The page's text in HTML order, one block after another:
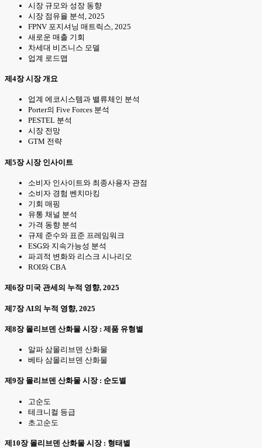
시장 규모와 성장 동향
시장 점유율 분석, 2025
FPNV 포지셔닝 매트릭스, 2025
새로운 매출 기회
차세대 비즈니스 모델
업계 로드맵
제4장 시장 개요
업계 에코시스템과 밸류체인 분석
Porter의 Five Forces 분석
PESTEL 분석
시장 전망
GTM 전략
제5장 시장 인사이트
소비자 인사이트와 최종사용자 관점
소비자 경험 벤치마킹
기회 매핑
유통 채널 분석
가격 동향 분석
규제 준수와 표준 프레임워크
ESG와 지속가능성 분석
파괴적 변화와 리스크 시나리오
ROI와 CBA
제6장 미국 관세의 누적 영향, 2025
제7장 AI의 누적 영향, 2025
제8장 몰리브덴 산화물 시장 : 제품 유형별
알파 삼몰리브덴 산화물
베타 삼몰리브덴 산화물
제9장 몰리브덴 산화물 시장 : 순도별
고순도
테크니컬 등급
초고순도
제10장 몰리브덴 산화물 시장 : 형태별